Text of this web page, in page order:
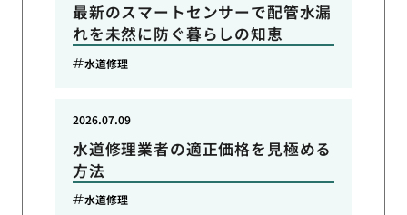
最新のスマートセンサーで配管水漏
れを未然に防ぐ暮らしの知恵
水道修理
水道修理業者の適正価格を見極める
方法
2026.07.09
水道修理